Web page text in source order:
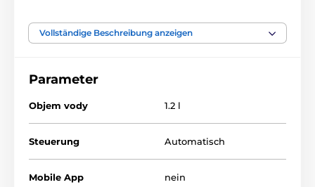
Tauchpumpe vor neugierigen Haustieren, so können
Sie Ihr Haustier ohne Aufsicht in der Nähe derFontäne
Curremt Fontäne kann Ihre Katze oder Ihren Hund in
drei Größen schätzen. BPA-freier Kunststoff
(Bisphenol A) ist ein gesundheitsbewusstes Material,
das zum Verzehr geeignet ist.
Vollständige Beschreibung anzeigen
Parameter
Objem vody 1.2 l
Steuerung Automatisch
Mobile App nein